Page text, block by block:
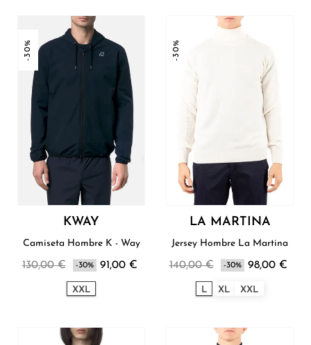
-30%
KWAY
Camiseta Hombre K - Way
130,00 € -30% 91,00 €
XXL
-30%
LA MARTINA
Jersey Hombre La Martina
140,00 € -30% 98,00 €
L XL XXL